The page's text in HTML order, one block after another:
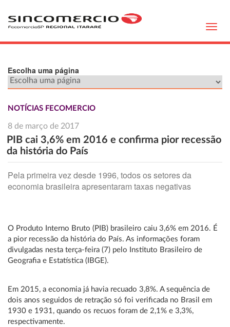
Escolha uma página
NOTÍCIAS FECOMERCIO
8 de março de 2017
PIB cai 3,6% em 2016 e confirma pior recessão
da história do País
Pela primeira vez desde 1996, todos os setores da
economia brasileira apresentaram taxas negativas
O Produto Interno Bruto (PIB) brasileiro caiu 3,6% em 2016. É
a pior recessão da história do País. As informações foram
divulgadas nesta terça-feira (7) pelo Instituto Brasileiro de
Geografia e Estatística (IBGE).
Em 2015, a economia já havia recuado 3,8%. A sequência de
dois anos seguidos de retração só foi verificada no Brasil em
1930 e 1931, quando os recuos foram de 2,1% e 3,3%,
respectivamente.